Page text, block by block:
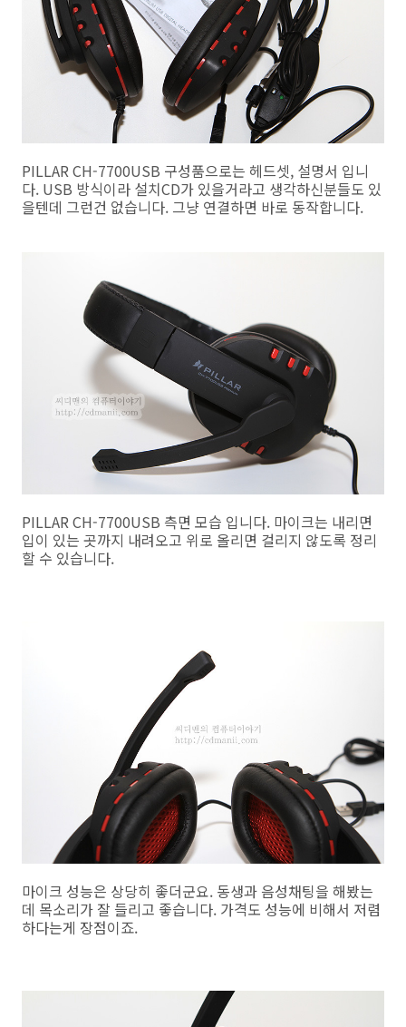
PILLAR CH-7700USB 구성품으로는 헤드셋, 설명서 입니
다. USB 방식이라 설치CD가 있을거라고 생각하신분들도 있
을텐데 그런건 없습니다. 그냥 연결하면 바로 동작합니다.
PILLAR CH-7700USB 측면 모습 입니다. 마이크는 내리면
입이 있는 곳까지 내려오고 위로 올리면 걸리지 않도록 정리
할 수 있습니다.
마이크 성능은 상당히 좋더군요. 동생과 음성채팅을 해봤는
데 목소리가 잘 들리고 좋습니다. 가격도 성능에 비해서 저렴
하다는게 장점이죠.